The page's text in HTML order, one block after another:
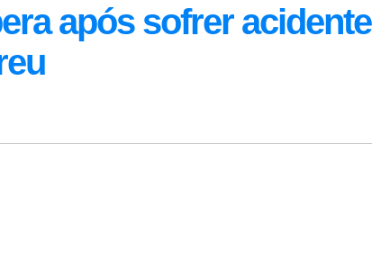
após sofrer acidente